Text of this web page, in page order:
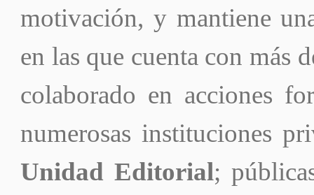
motivación, y mantiene
en las que cuenta con más
colaborado en acciones
numerosas instituciones
Unidad Editorial;